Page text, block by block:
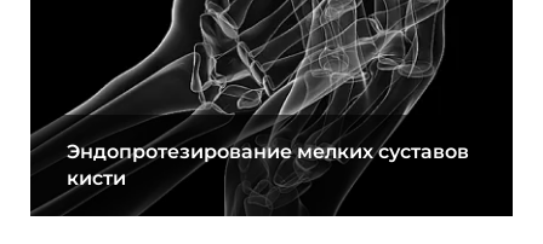
Эндопротезирование мелких суставов
кисти